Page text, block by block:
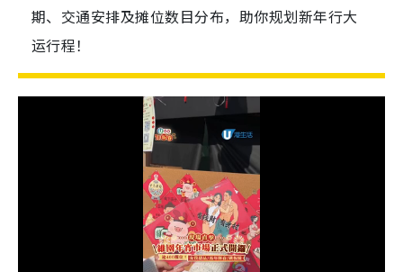
期、交通安排及摊位数目分布，助你规划新年行大
运行程！